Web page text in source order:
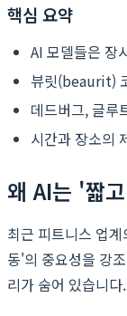
핵심 요약
AI 모델들은 장
뷰릿(beaurit)
데드버그, 글루
시간과 장소의
왜 AI는 '짧
최근 피트니스 업
동'의 중요성을 강
리가 숨어 있습니다.